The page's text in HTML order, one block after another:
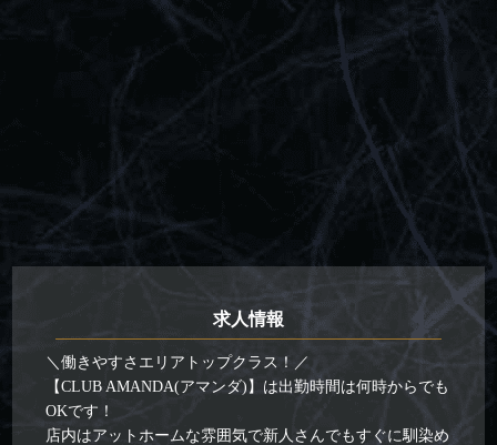
求人情報
＼働きやすさエリアトップクラス！／
【CLUB AMANDA(アマンダ)】は出勤時間は何時からでも
OKです！
店内はアットホームな雰囲気で新人さんでもすぐに馴染め